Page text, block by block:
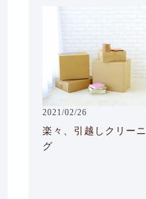
2021/02/26
楽々、引越しクリー
グ